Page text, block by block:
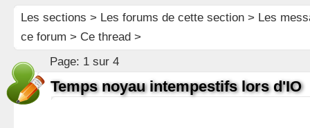
Les sections > Les forums de cette section> Les
ce forum > Ce thread >
Page: 1 sur 4
Temps noyau intempestifs lors d'IO